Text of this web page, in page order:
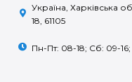
Україна, Харківська
18, 61105
Пн-Пт: 08-18; Сб: 09-16;